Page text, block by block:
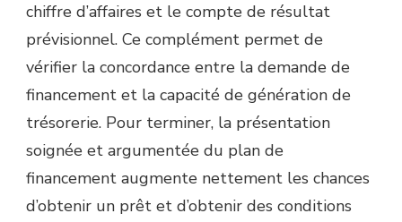
chiffre d’affaires et le compte de résultat
prévisionnel. Ce complément permet de
vérifier la concordance entre la demande de
financement et la capacité de génération de
trésorerie. Pour terminer, la présentation
soignée et argumentée du plan de
financement augmente nettement les chances
d’obtenir un prêt et d’obtenir des conditions